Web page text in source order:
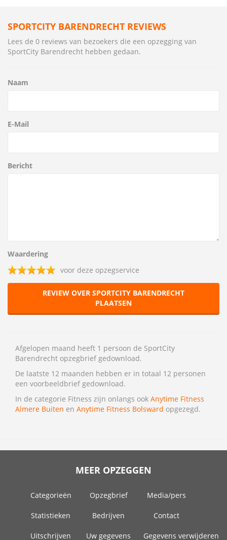
SPORTCITY BARENDRECHT REVIEWS
Lees de 0 reviews van bezoekers die een opzegging van
SportCity Barendrecht hebben gedaan.
Naam
E-Mail
Bericht
Waardering
voor deze opzegservice
REVIEW OVER SPORTCITY BARENDRECHT
PLAATSEN
Afgelopen maand heeft 1 persoon de SportCity
Barendrecht opzegbrief gedownload.
De laatste 12 maanden hebben er in totaal 12 personen
een voorbeeldbrief gedownload.
In de categorie Fitness zijn onlangs ook Anytime Fitness
Almere Buiten en Anytime Fitness Bolsward opgezegd.
MEER OPZEGGEN
Categorieën Opzegbrief Media/pers
Statistieken Bedrijven Contact
Uitschrijven Uw gegevens Gegevens verwijderen